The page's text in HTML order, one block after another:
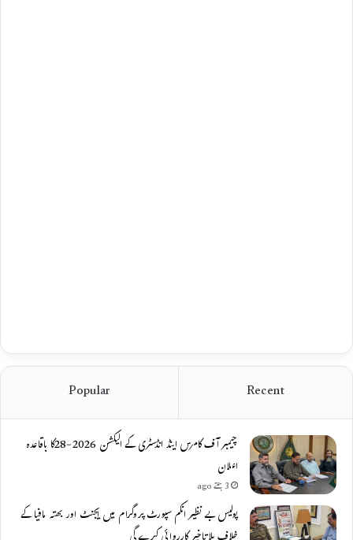
Recent
Popular
چیمبر آف کامرس اینڈ انڈسٹری کے الیکشن 2026-28کا باقاعدہ
اعلان
3 ہفتے ago
پولیس بے نظیر انکم سپورٹ پروگرام میں ایجنٹ اور بھتہ مافیا کے